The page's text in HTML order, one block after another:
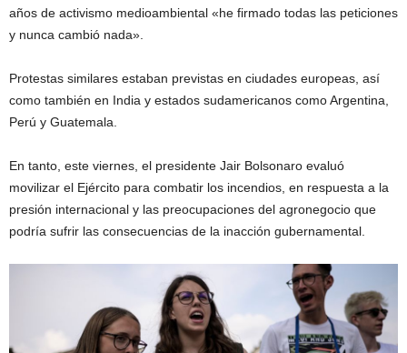
años de activismo medioambiental «he firmado todas las peticiones
y nunca cambió nada».
Protestas similares estaban previstas en ciudades europeas, así
como también en India y estados sudamericanos como Argentina,
Perú y Guatemala.
En tanto, este viernes, el presidente Jair Bolsonaro evaluó
movilizar el Ejército para combatir los incendios, en respuesta a la
presión internacional y las preocupaciones del agronegocio que
podría sufrir las consecuencias de la inacción gubernamental.